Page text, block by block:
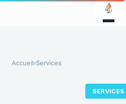
Accueil›Services
SERVICES